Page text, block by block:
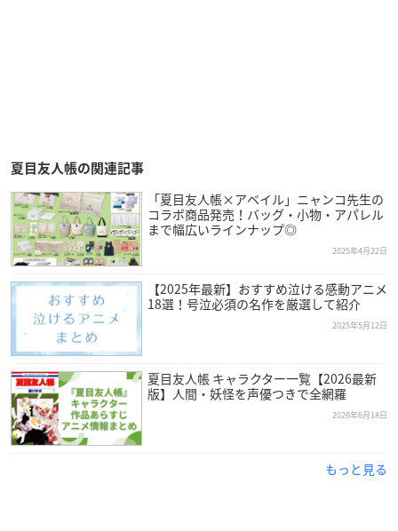
夏目友人帳の関連記事
「夏目友人帳×アベイル」ニャンコ先生の
コラボ商品発売！バッグ・小物・アパレル
まで幅広いラインナップ◎
2025年4月22日
【2025年最新】おすすめ泣ける感動アニメ
18選！号泣必須の名作を厳選して紹介
2025年5月12日
夏目友人帳 キャラクター一覧【2026最新
版】人間・妖怪を声優つきで全網羅
2026年6月18日
もっと見る